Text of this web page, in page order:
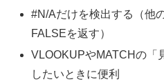
#N/Aだけを検出する（他
FALSEを返す）
VLOOKUPやMATCHの「
したいときに便利